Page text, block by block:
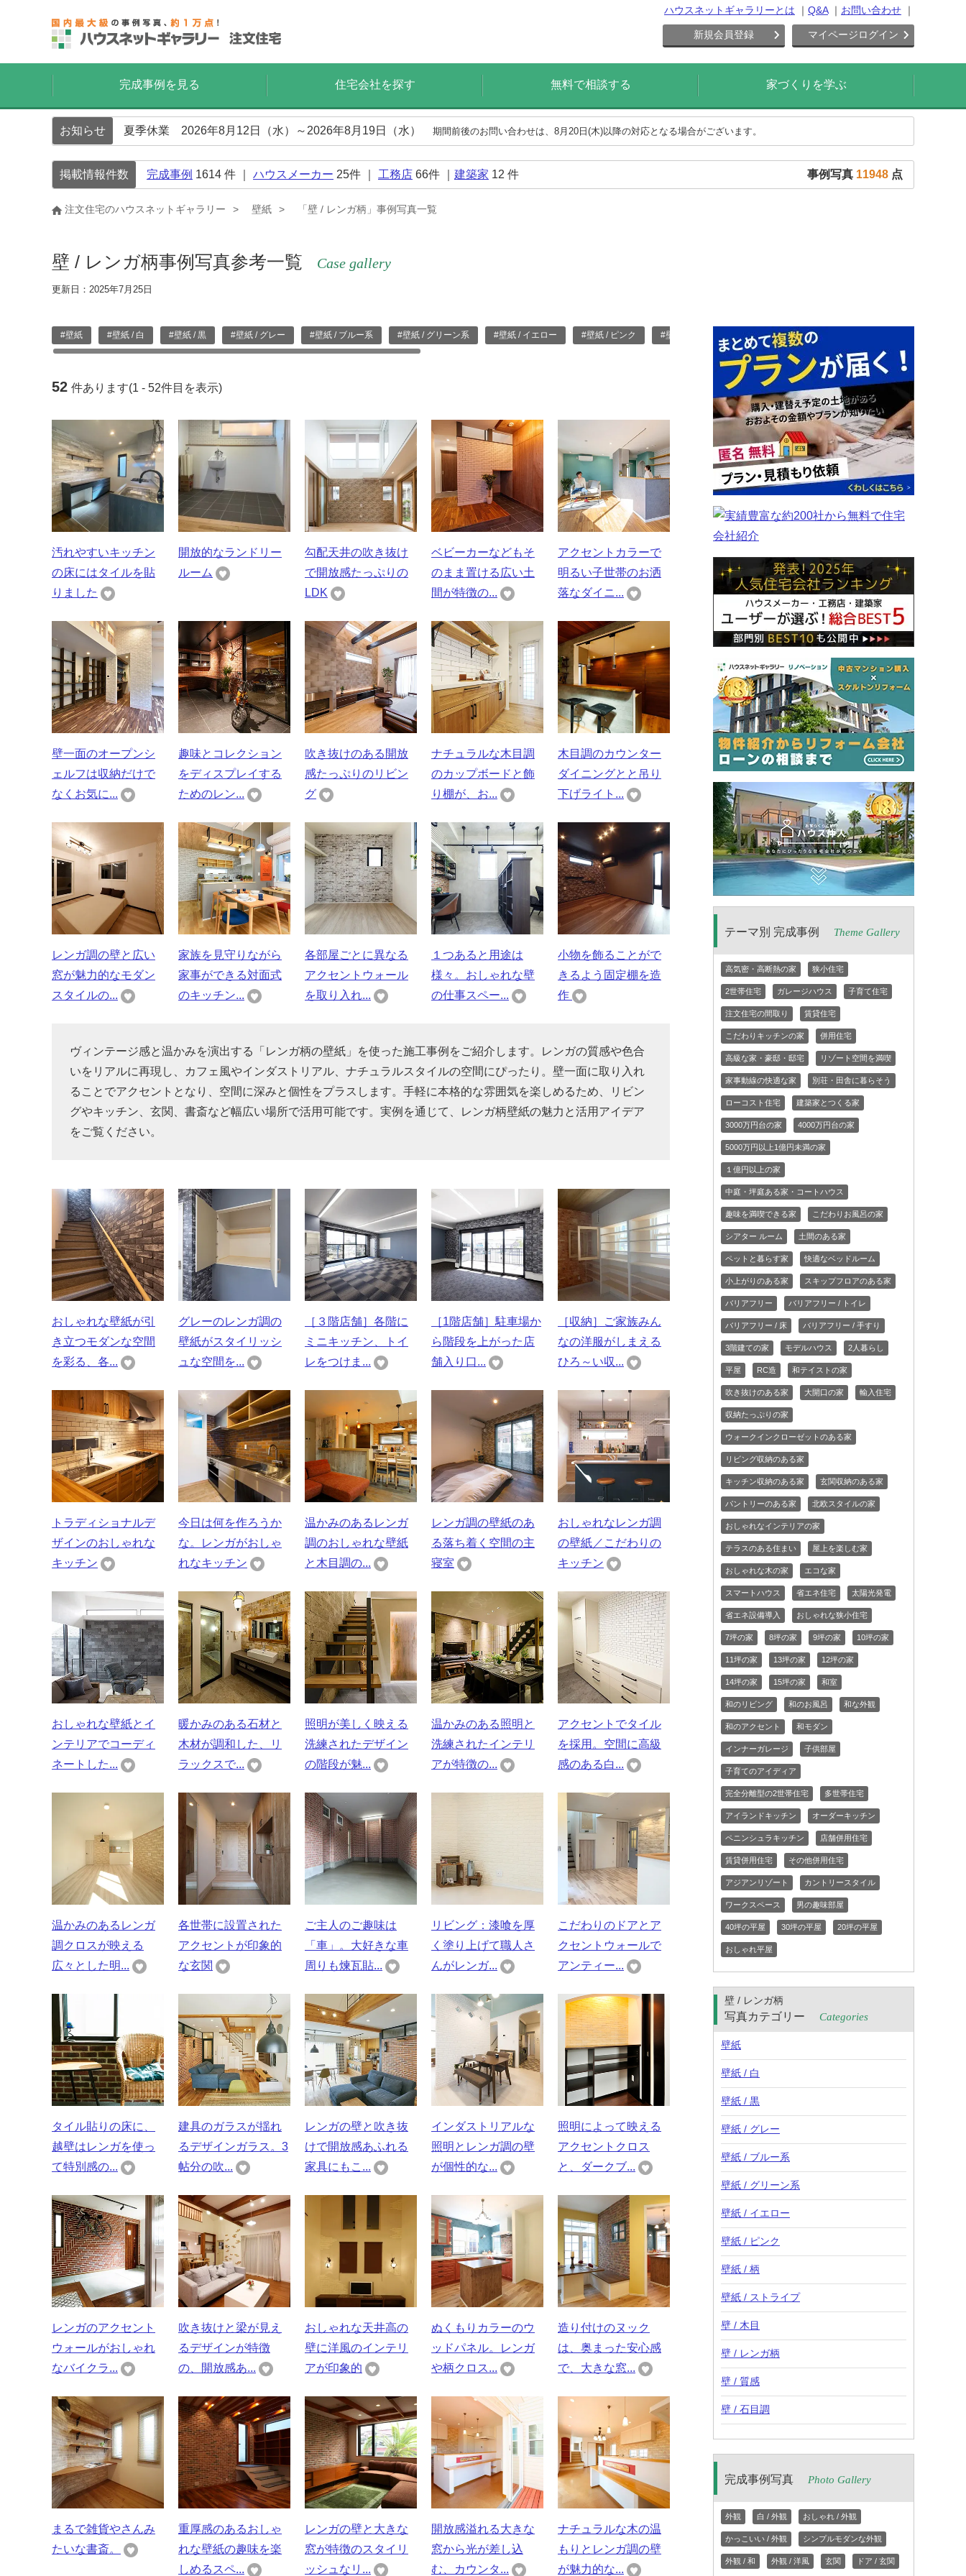
ハウスネットギャラリーとは Q&A お問い合わせ
新規会員登録 マイページログイン
完成事例を見る 住宅会社を探す 無料で相談する 家づくりを学ぶ
お知らせ 夏季休業 2026年8月12日（水）～2026年8月19日（水） 期間前後のお問い合わせは、8月20日(木)以降の対応となる場合がございます。
掲載情報件数 完成事例 1614 件 ｜ ハウスメーカー 25件 ｜ 工務店 66件 ｜ 建築家 12 件 事例写真 11948 点
注文住宅のハウスネットギャラリー 壁紙 「壁 / レンガ柄」事例写真一覧
壁 / レンガ柄事例写真参考一覧 Case gallery
更新日：2025年7月25日
#壁紙 #壁紙 / 白 #壁紙 / 黒 #壁紙 / グレー #壁紙 / ブルー系 #壁紙 / グリーン系 #壁紙 / イエロー #壁紙 / ピンク #壁紙 / 柄 #壁紙 / ストライプ #壁 / 木目
52 件あります(1 - 52件目を表示)
汚れやすいキッチン
の床にはタイルを貼
りました
開放的なランドリー
ルーム
勾配天井の吹き抜け
で開放感たっぷりの
LDK
ベビーカーなどもそ
のまま置ける広い土
間が特徴の...
アクセントカラーで
明るい子世帯のお洒
落なダイニ...
壁一面のオープンシ
ェルフは収納だけで
なくお気に...
趣味とコレクション
をディスプレイする
ためのレン...
吹き抜けのある開放
感たっぷりのリビン
グ
ナチュラルな木目調
のカップボードと飾
り棚が、お...
木目調のカウンター
ダイニングとと吊り
下げライト...
レンガ調の壁と広い
窓が魅力的なモダン
スタイルの...
家族を見守りながら
家事ができる対面式
のキッチン...
各部屋ごとに異なる
アクセントウォール
を取り入れ...
１つあると用途は
様々。おしゃれな壁
の仕事スペー...
小物を飾ることがで
きるよう固定棚を造
作
ヴィンテージ感と温かみを演出する「レンガ柄の壁紙」を使った施工事例をご紹介します。レンガの質感や色合
いをリアルに再現し、カフェ風やインダストリアル、ナチュラルスタイルの空間にぴったり。壁一面に取り入れ
ることでアクセントとなり、空間に深みと個性をプラスします。手軽に本格的な雰囲気を楽しめるため、リビン
グやキッチン、玄関、書斎など幅広い場所で活用可能です。実例を通じて、レンガ柄壁紙の魅力と活用アイデア
をご覧ください。
おしゃれな壁紙が引
き立つモダンな空間
を彩る、各...
グレーのレンガ調の
壁紙がスタイリッシ
ュな空間を...
［３階店舗］各階に
ミニキッチン、トイ
レをつけま...
［1階店舗］駐車場か
ら階段を上がった店
舗入り口...
［収納］ご家族みん
なの洋服がしまえる
ひろ～い収...
トラディショナルデ
ザインのおしゃれな
キッチン
今日は何を作ろうか
な。レンガがおしゃ
れなキッチン
温かみのあるレンガ
調のおしゃれな壁紙
と木目調の...
レンガ調の壁紙のあ
る落ち着く空間の主
寝室
おしゃれなレンガ調
の壁紙／こだわりの
キッチン
おしゃれな壁紙とイ
ンテリアでコーディ
ネートした...
暖かみのある石材と
木材が調和した、リ
ラックスで...
照明が美しく映える
洗練されたデザイン
の階段が魅...
温かみのある照明と
洗練されたインテリ
アが特徴の...
アクセントでタイル
を採用。空間に高級
感のある白...
温かみのあるレンガ
調クロスが映える
広々とした明...
各世帯に設置された
アクセントが印象的
な玄関
ご主人のご趣味は
「車」。大好きな車
周りも煉瓦貼...
リビング：漆喰を厚
く塗り上げて職人さ
んがレンガ...
こだわりのドアとア
クセントウォールで
アンティー...
タイル貼りの床に、
越壁はレンガを使っ
て特別感の...
建具のガラスが揺れ
るデザインガラス。3
帖分の吹...
レンガの壁と吹き抜
けで開放感あふれる
家具にもこ...
インダストリアルな
照明とレンガ調の壁
が個性的な...
照明によって映える
アクセントクロス
と、ダークブ...
レンガのアクセント
ウォールがおしゃれ
なバイクラ...
吹き抜けと梁が見え
るデザインが特徴
の、開放感あ...
おしゃれな天井高の
壁に洋風のインテリ
アが印象的
ぬくもりカラーのウ
ッドパネル。レンガ
や柄クロス...
造り付けのヌック
は、奥まった安心感
で、大きな窓...
まるで雑貨やさんみ
たいな書斎。
重厚感のあるおしゃ
れな壁紙の趣味を楽
しめるスペ...
レンガの壁と大きな
窓が特徴のスタイリ
ッシュなリ...
開放感溢れる大きな
窓から光が差し込
む、カウンタ...
ナチュラルな木の温
もりとレンガ調の壁
が魅力的な...
テーマ別 完成事例 Theme Gallery
高気密・高断熱の家 狭小住宅
2世帯住宅 ガレージハウス 子育て住宅
注文住宅の間取り 賃貸住宅
こだわりキッチンの家 併用住宅
高級な家・豪邸・邸宅 リゾート空間を満喫
家事動線の快適な家 別荘・田舎に暮らそう
ローコスト住宅 建築家とつくる家
3000万円台の家 4000万円台の家
5000万円以上1億円未満の家
１億円以上の家
中庭・坪庭ある家・コートハウス
趣味を満喫できる家 こだわりお風呂の家
シアター ルーム 土間のある家
ペットと暮らす家 快適なベッドルーム
小上がりのある家 スキップフロアのある家
バリアフリー バリアフリー / トイレ
バリアフリー / 床 バリアフリー / 手すり
3階建ての家 モデルハウス 2人暮らし
平屋 RC造 和テイストの家
吹き抜けのある家 大開口の家 輸入住宅
収納たっぷりの家
ウォークインクローゼットのある家
リビング収納のある家
キッチン収納のある家 玄関収納のある家
パントリーのある家 北欧スタイルの家
おしゃれなインテリアの家
テラスのある住まい 屋上を楽しむ家
おしゃれな木の家 エコな家
スマートハウス 省エネ住宅 太陽光発電
省エネ設備導入 おしゃれな狭小住宅
7坪の家 8坪の家 9坪の家 10坪の家
11坪の家 13坪の家 12坪の家
14坪の家 15坪の家 和室
和のリビング 和のお風呂 和な外観
和のアクセント 和モダン
インナーガレージ 子供部屋
子育てのアイディア
完全分離型の2世帯住宅 多世帯住宅
アイランドキッチン オーダーキッチン
ペニンシュラキッチン 店舗併用住宅
賃貸併用住宅 その他併用住宅
アジアンリゾート カントリースタイル
ワークスペース 男の趣味部屋
40坪の平屋 30坪の平屋 20坪の平屋
おしゃれ平屋
壁 / レンガ柄
写真カテゴリー Categories
壁紙
壁紙 / 白
壁紙 / 黒
壁紙 / グレー
壁紙 / ブルー系
壁紙 / グリーン系
壁紙 / イエロー
壁紙 / ピンク
壁紙 / 柄
壁紙 / ストライプ
壁 / 木目
壁 / レンガ柄
壁 / 質感
壁 / 石目調
完成事例写真 Photo Gallery
外観 白 / 外観 おしゃれ / 外観
かっこいい / 外観 シンプルモダンな外観
外観 / 和 外観 / 洋風 玄関 ドア / 玄関